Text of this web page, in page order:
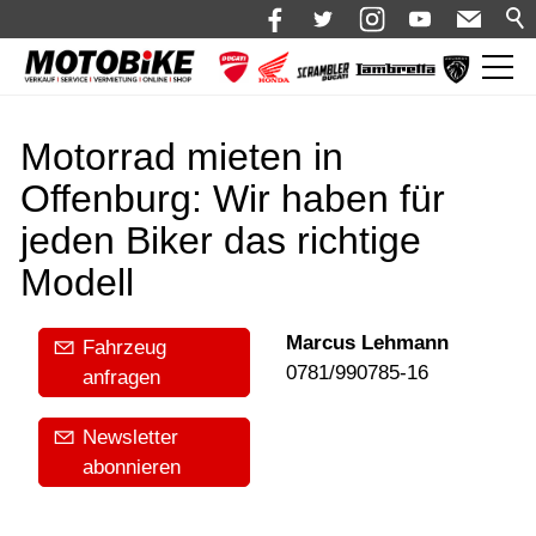
Shop 🛒
Bikes
Motorrad mieten
Service
Über uns
Blog
Motorrad mieten in
Offenburg: Wir haben für
jeden Biker das richtige
Modell
Fahrzeug
anfragen
Newsletter
abonnieren
Marcus Lehmann
0781/990785-16